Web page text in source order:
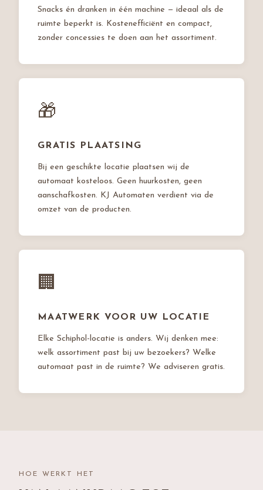
Snacks én dranken in één machine — ideaal als de
ruimte beperkt is. Kostenefficiënt en compact,
zonder concessies te doen aan het assortiment.
🎁
GRATIS PLAATSING
Bij een geschikte locatie plaatsen wij de
automaat kosteloos. Geen huurkosten, geen
aanschafkosten. KJ Automaten verdient via de
omzet van de producten.
🏢
MAATWERK VOOR UW LOCATIE
Elke Schiphol-locatie is anders. Wij denken mee:
welk assortiment past bij uw bezoekers? Welke
automaat past in de ruimte? We adviseren gratis.
HOE WERKT HET